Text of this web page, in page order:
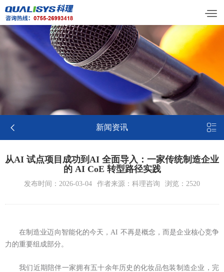
 新闻资讯 
从AI 试点项目成功到AI 全面导入：一家传统制造企业
的 AI CoE 转型路径实践
发布时间：2026-03-04 作者来源：科理咨询 浏览：2520
在制造业迈向智能化的今天，AI 不再是概念，而是企业核心竞争
力的重要组成部分。
我们近期陪伴一家拥有五十余年历史的化妆品包装制造企业，完